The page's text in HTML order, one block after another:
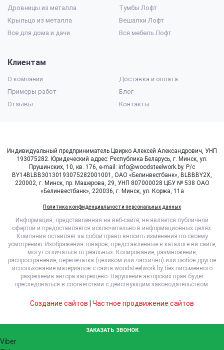
Дровницы из металла
Крыльцо из металла
Все для дома и дачи
Тумбы Лофт
Вешалки Лофт
Вся мебель Лофт
Клиентам
О компании
Доставка и оплата
Примеры работ
Блог
Отзывы
Контакты
Индивидуальный предприниматель Цвирко Алексей Александрович, УНП
193075282. Юридеческий адрес: Республика Беларусь, г. Минск, ул.
Прушинских, 10, кв. 176, e-mail: info@woodsteelwork.by. Р/с
BY14BLBB30130193075282001001, ОАО «Белинвестбанк», BLBBBY2X,
220002, г. Минск, пр. Машерова, 29, УНП 807000028 ЦБУ № 538 ОАО
«Белинвестбанк», 220036, г. Минск, ул. Коржа, 11а
Политика конфиденциальности персональных данных
Информация, представленная на веб-сайте, не является публичной
офертой и предоставляется исключительно в информационных целях.
Компания оставляет за собой право вносить изменения по своему
усмотрению. Изображения товаров, представленные в каталоге на сайте,
могут отличаться от реальных. Копирование, размножение,
распространение, перепечатка (целиком или частично) или любое другое
использование материалов с сайта woodsteelwork.by без письменного
разрешения автора запрещено. Нарушение авторских прав будет
преследоваться в соответствии с действующим законодательством.
Создание сайтов Частное продвижение сайтов
ЗАКАЗАТЬ ЗВОНОК
Viber